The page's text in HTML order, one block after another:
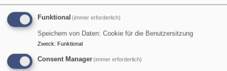
Ökumene – darunter versteht die Bibel den gesamten
bewohnten Erdkreis. Die Vision der ökumenischen
Bewegung ist deswegen die Gemeinschaft aller
Menschen, die an Christus glauben.
Ökumene zwischen der evang.-luth. Kirchengemeinde
Funktional (immer erforderlich)
Speichern von Daten: Cookie für die Benutzersitzung
Zweck: Funktional
Consent Manager(immer erforderlich)